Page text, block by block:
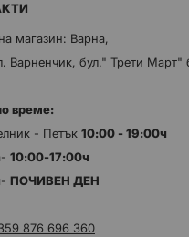
магазин: Варна,
Варненчик, бул." Трети Март"
време:
- Петък 10:00 - 19:00ч
10:00-17:00ч
ПОЧИВЕН ДЕН
876 696 360